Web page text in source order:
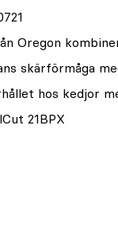
Oregon
skärförmåga
hos kedjor
21BPX